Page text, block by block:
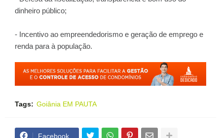
dinheiro público;
- Incentivo ao empreendedorismo e geração de emprego e
renda para à população.
Tags: Goiânia EM PAUTA
Facebook